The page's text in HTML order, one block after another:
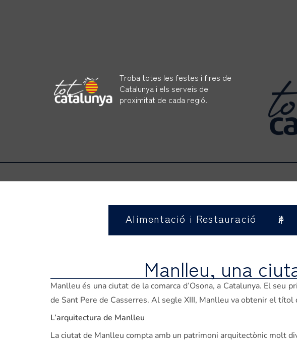
Troba totes les festes i fires de
Catalunya i els serveis de
proximitat de cada regió.
Alimentació i Restauració
Manlleu, una
Manlleu és una ciutat de la comarca d’Osona, a Catalunya. El
de Sant Pere de Casserres. Al segle XIII, Manlleu va obtenir el
L’arquitectura de Manlleu
La ciutat de Manlleu compta amb un patrimoni arquitectònic molt